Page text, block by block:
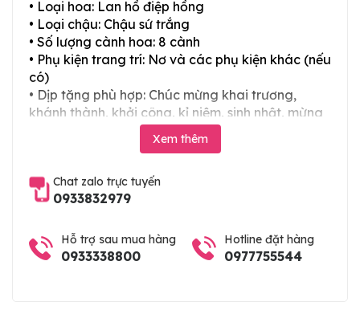
• Loại hoa: Lan hồ điệp hồng
• Loại chậu: Chậu sứ trắng
• Số lượng cành hoa: 8 cành
• Phụ kiện trang trí: Nơ và các phụ kiện khác (nếu
có)
• Dịp tặng phù hợp: Chúc mừng khai trương,
khánh thành, khởi công, kỉ niệm, sinh nhật, mừng
thọ, mừng cưới, tân gia và các ngày lễ tết trong
Xem thêm
Chat zalo trực tuyến
0933832979
Hỗ trợ sau mua hàng
0933338800
Hotline đặt hàng
0977755544